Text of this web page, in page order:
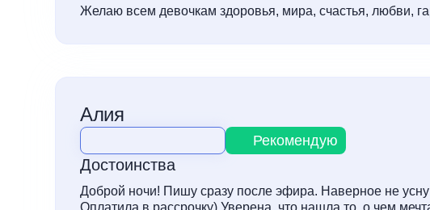
Желаю всем девочкам здоровья, мира, счастья, любви,
Алия
Рекомендую
Достоинства
Доброй ночи! Пишу сразу после эфира. Наверное не
Оплатила в рассрочку) Уверена, что нашла то, о чем